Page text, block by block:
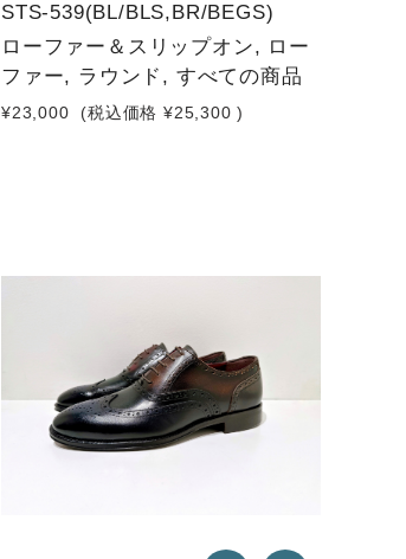
STS-539(BL/BLS,BR/BEGS)
ローファー＆スリップオン, ロー
ファー, ラウンド, すべての商品
¥23,000 (税込価格 ¥25,300 )